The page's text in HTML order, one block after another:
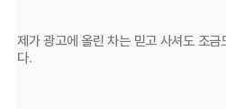
제가 광고에 올린 차는 믿고 사셔도 조금
다.